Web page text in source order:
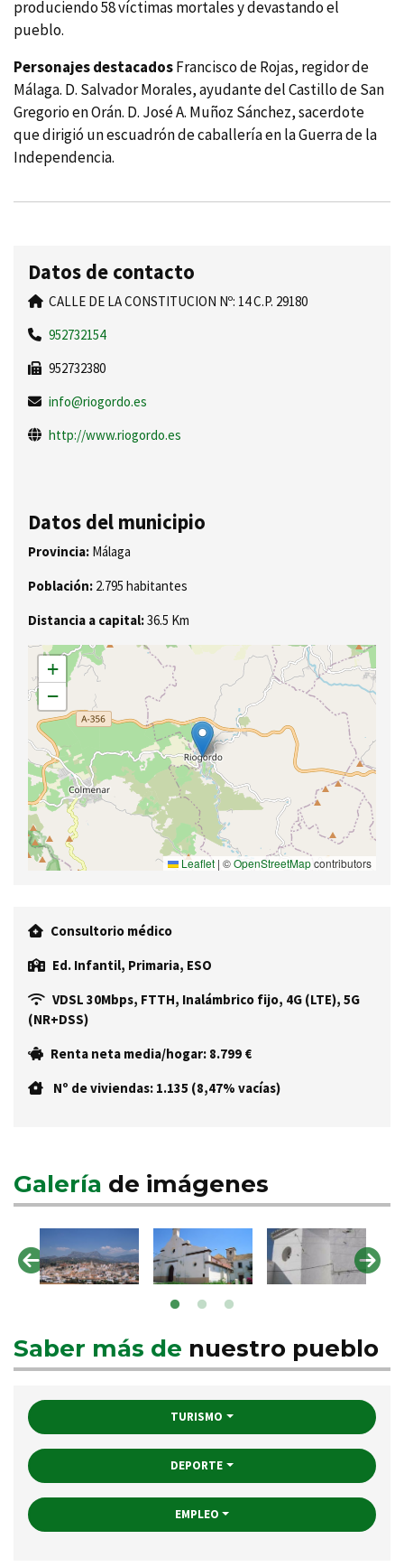
produciendo 58 víctimas mortales y devastando el
pueblo.
Personajes destacadosFrancisco de Rojas, regidor de
Málaga. D. Salvador Morales, ayudante del Castillo de San
Gregorio en Orán. D. José A. Muñoz Sánchez, sacerdote
que dirigió un escuadrón de caballería en la Guerra de la
Independencia.
Datos de contacto
CALLE DE LA CONSTITUCION Nº: 14 C.P. 29180
952732154
952732380
info@riogordo.es
http://www.riogordo.es
Datos del municipio
Provincia: Málaga
Población: 2.795 habitantes
Distancia a capital:36.5 Km
+
−
Leaflet | ©OpenStreetMapcontributors
Consultorio médico
Ed. Infantil, Primaria, ESO
VDSL 30Mbps, FTTH, Inalámbrico fijo, 4G (LTE), 5G
(NR+DSS)
Renta neta media/hogar: 8.799 €
Nº de viviendas: 1.135 (8,47% vacías)
Galería de imágenes
Saber más de nuestro pueblo
TURISMO
DEPORTE
EMPLEO